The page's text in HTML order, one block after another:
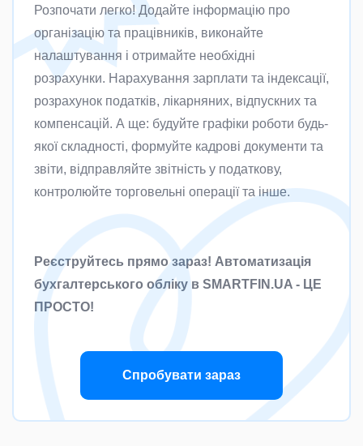
Розпочати легко! Додайте інформацію про
організацію та працівників, виконайте
налаштування і отримайте необхідні
розрахунки. Нарахування зарплати та індексації,
розрахунок податків, лікарняних, відпускних та
компенсацій. А ще: будуйте графіки роботи будь-
якої складності, формуйте кадрові документи та
звіти, відправляйте звітність у податкову,
контролюйте торговельні операції та інше.
Реєструйтесь прямо зараз! Автоматизація
бухгалтерського обліку в SMARTFIN.UA - ЦЕ
ПРОСТО!
Спробувати зараз